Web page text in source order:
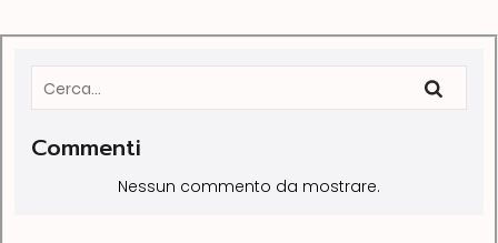
Commenti
Nessun commento da mostrare.